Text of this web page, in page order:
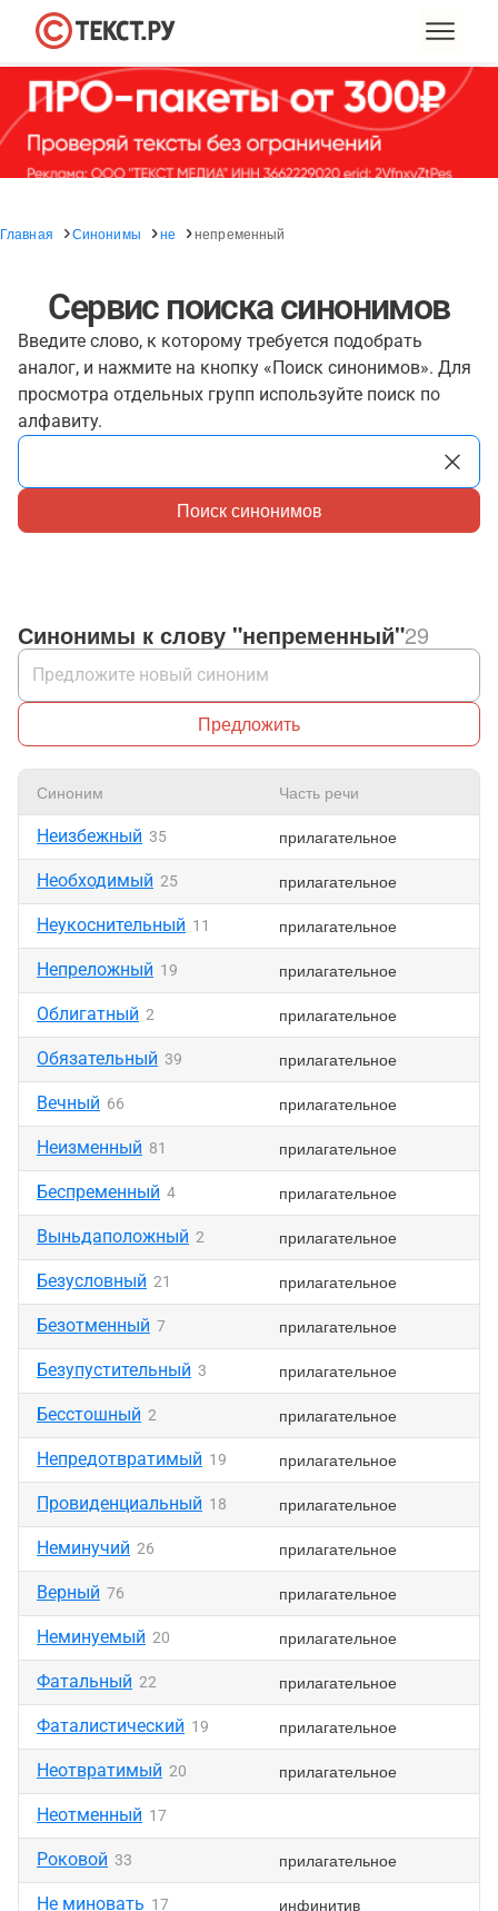
Главная Синонимы не непременный
Сервис поиска синонимов
Введите слово, к которому требуется подобрать
аналог, и нажмите на кнопку «Поиск синонимов». Для
просмотра отдельных групп используйте поиск по
алфавиту.
Поиск синонимов
Синонимы к слову "непременный"29
Предложить
Синоним Часть речи
Неизбежный 35 прилагательное
Необходимый 25 прилагательное
Неукоснительный 11 прилагательное
Непреложный 19 прилагательное
Облигатный 2 прилагательное
Обязательный 39 прилагательное
Вечный 66 прилагательное
Неизменный 81 прилагательное
Беспременный 4 прилагательное
Выньдаположный 2 прилагательное
Безусловный 21 прилагательное
Безотменный 7 прилагательное
Безупустительный 3 прилагательное
Бесстошный 2 прилагательное
Непредотвратимый 19 прилагательное
Провиденциальный 18 прилагательное
Неминучий 26 прилагательное
Верный 76 прилагательное
Неминуемый 20 прилагательное
Фатальный 22 прилагательное
Фаталистический 19 прилагательное
Неотвратимый 20 прилагательное
Неотменный 17
Роковой 33 прилагательное
Не миновать 17 инфинитив